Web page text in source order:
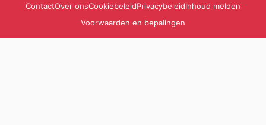
ContactOver onsCookiebeleidPrivacybeleidInhoud melden
Voorwaarden en bepalingen